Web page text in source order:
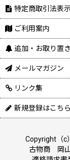
特定商取引法表
ご利用案内
追加・お取り置
メールマガジン
リンク集
新規登録はこちら
Copyright（c
古物商 岡